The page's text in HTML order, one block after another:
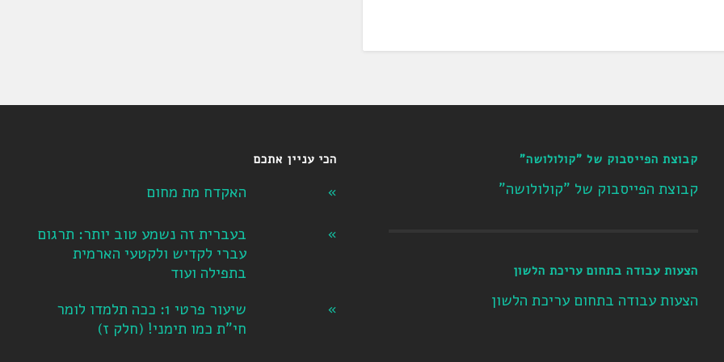
קבוצת הפייסבוק של "קולולושה"
קבוצת הפייסבוק של "קולולושה"
הצעות עבודה בתחום עריכת הלשון
הצעות עבודה בתחום עריכת הלשון
הכי עניין אתכם
האקדח מת מחום
בעברית זה נשמע טוב יותר: תרגום
עברי לקדיש ולקטעי הארמית
בתפילה ועוד
שיעור פרטי 1: ככה תלמדו לומר
חי"ת כמו תימני! ‏(חלק ז‏)